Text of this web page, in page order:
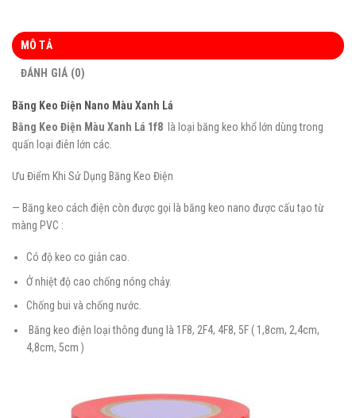
MÔ TẢ
ĐÁNH GIÁ (0)
Băng Keo Điện Nano Màu Xanh Lá
Bằng Keo Điện Màu Xanh Lá 1f8
là loại băng keo khổ lớn dùng trong
quấn loại điên lớn các.
Ưu Điểm Khi Sử Dụng Băng Keo Điện
— Băng keo cách điện còn được gọi là băng keo nano được cấu tạo từ
màng PVC :
Có độ keo co giản cao.
Ở nhiệt độ cao chống nóng chảy.
Chống bui và chống nước.
Băng keo điện loại thông đung là 1F8, 2F4, 4F8, 5F ( 1,8cm, 2,4cm,
4,8cm, 5cm )